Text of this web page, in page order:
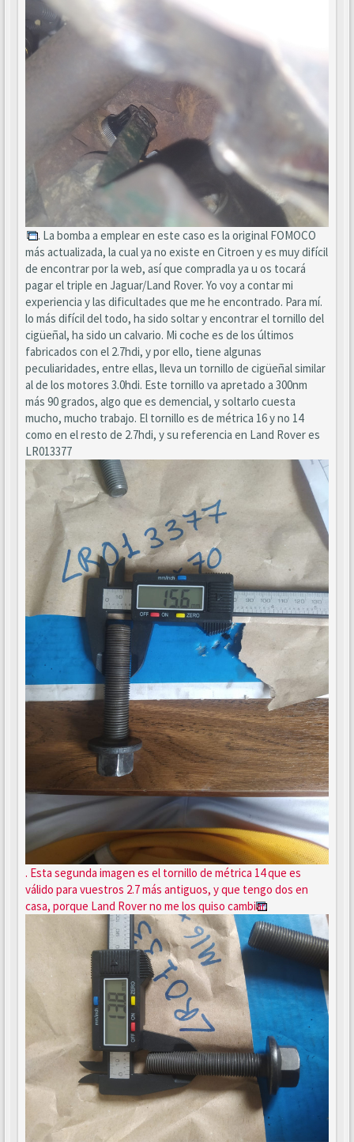
. La bomba a emplear en este caso es la original FOMOCO
más actualizada, la cual ya no existe en Citroen y es muy difícil
de encontrar por la web, así que compradla ya u os tocará
pagar el triple en Jaguar/Land Rover. Yo voy a contar mi
experiencia y las dificultades que me he encontrado. Para mí.
lo más difícil del todo, ha sido soltar y encontrar el tornillo del
cigüeñal, ha sido un calvario. Mi coche es de los últimos
fabricados con el 2.7hdi, y por ello, tiene algunas
peculiaridades, entre ellas, lleva un tornillo de cigüeñal similar
al de los motores 3.0hdi. Este tornillo va apretado a 300nm
más 90 grados, algo que es demencial, y soltarlo cuesta
mucho, mucho trabajo. El tornillo es de métrica 16 y no 14
como en el resto de 2.7hdi, y su referencia en Land Rover es
LR013377
. Esta segunda imagen es el tornillo de métrica 14 que es
válido para vuestros 2.7 más antiguos, y que tengo dos en
casa, porque Land Rover no me los quiso cambiar.